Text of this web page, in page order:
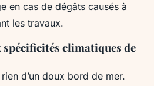
en cas de dégâts causés à
les travaux.
spécificités climatiques de
d’un doux bord de mer.